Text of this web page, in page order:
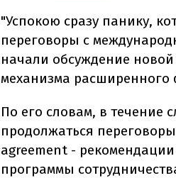
"Успокою сразу панику,
переговоры с
начали обсуждение
механизма расширенного
По его словам, в течение
продолжаться
agreement -
программы